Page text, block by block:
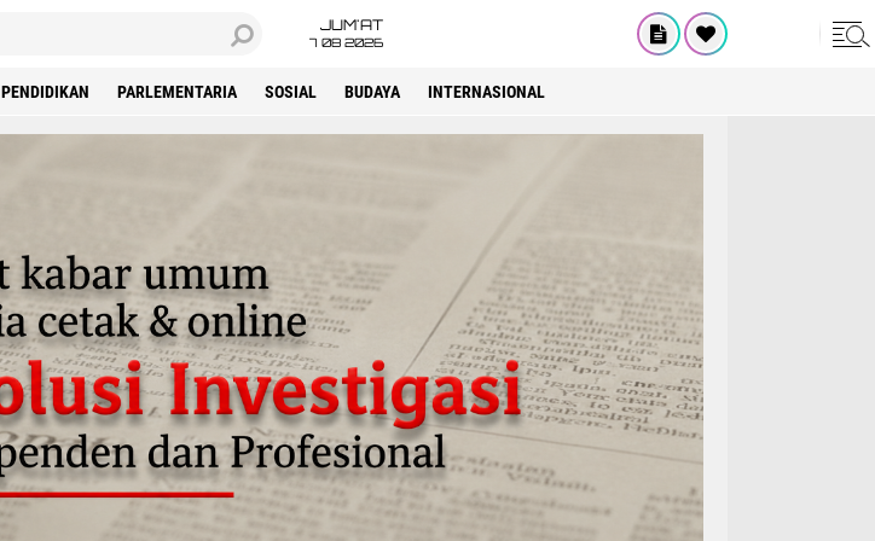
JUM'AT
7 08 2026
PENDIDIKAN PARLEMENTARIA SOSIAL BUDAYA INTERNASIONAL
'Advertisement'